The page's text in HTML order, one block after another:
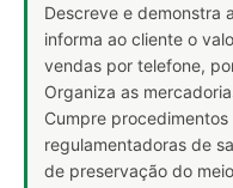
Descreve e demonstra
informa ao cliente o
vendas por telefone,
Organiza as
Cumpre
regulamentadoras de
de preservação do